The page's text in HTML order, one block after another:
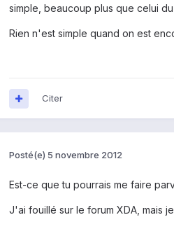
simple, beaucoup plus que celui
Rien n'est simple quand on est
Citer
Posté(e) 5 novembre 2012
Est-ce que tu pourrais me faire
J'ai fouillé sur le forum XDA, mais